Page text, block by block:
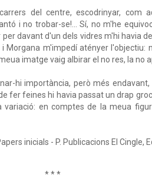
del centre, escodrinyar, com
i no trobar-se!... Sí, no m'he
davant d'un dels vidres m'hi havia
i Morgana m'impedí atényer l'objectiu:
imatge vaig albirar el no res, la no
hi importància, però més
fer feines hi havia passat un drap
en comptes de la meua
inicials - P. Publicacions El Cingle,
* * *